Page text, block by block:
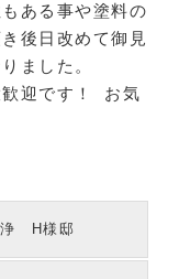
ある事や塗料の
後日改めて御見
ました。
迎です！ お気
浄 H様邸